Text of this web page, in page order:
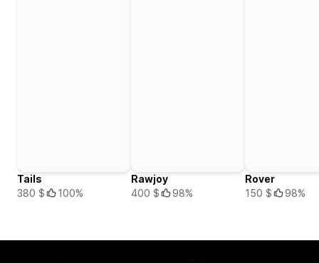
Tails
380 $
100%
Rawjoy
400 $
98%
Rover
150 $
98%